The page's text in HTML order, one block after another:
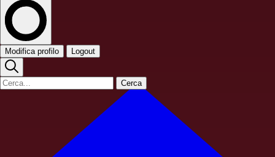
Modifica profilo Logout
Cerca